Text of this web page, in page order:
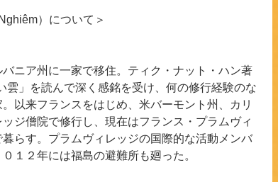
）について＞
ニア州に一家で移住。ティク・ナット・ハン著
」を読んで深く感銘を受け、何の修行経験のな
以来フランスをはじめ、米バーモント州、カリ
ジ僧院で修行し、現在はフランス・プラムヴィ
らす。プラムヴィレッジの国際的な活動メンバ
１２年には福島の避難所も廻った。